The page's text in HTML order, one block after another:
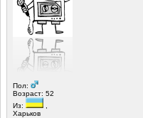
Пол:
Возраст: 52
Из:
Харьков